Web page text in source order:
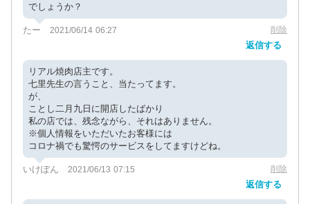
でしょうか？
たー 2021/06/14 06:27 削除
返信する
リアル焼肉店主です。
七里先生の言うこと、当たってます。
が、
ことし二月九日に開店したばかり
私の店では、残念ながら、それはありません。
※個人情報をいただいたお客様には
コロナ禍でも驚愕のサービスをしてますけどね。
いけぽん 2021/06/13 07:15 削除
返信する